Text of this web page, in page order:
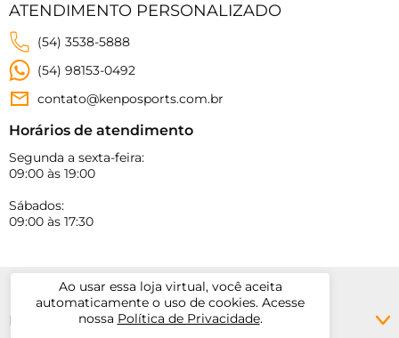
ATENDIMENTO PERSONALIZADO
(54) 3538-5888
(54) 98153-0492
contato@kenposports.com.br
Horários de atendimento
Segunda a sexta-feira:
09:00 às 19:00
Sábados:
09:00 às 17:30
MEUS DADOS
Ao usar essa loja virtual, você aceita
automaticamente o uso de cookies. Acesse
nossa Política de Privacidade.